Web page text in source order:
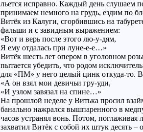
льется исправно. Каждый день слушаем
принимаем немного на грудь, ездим по
Витёк из Калуги, сгорбившись на
фальши и с завидным выражением:
«Вот и верь после этого лю-у-дям,
Я ему отдалась при луне-е-е…»
Витёк шесть лет опером в уголовном
пытается убедить, что родом
для «ПМ» у него целый цинк откуда-то.
«А он взял мои девичьи гру-уди,
«И узлом завязал на спине…»
На прошлой неделе у Витька просил
банально нажрался вышпаренного в
часов устранял вонь. Потом,
захватил Витёк с собой их штук десять